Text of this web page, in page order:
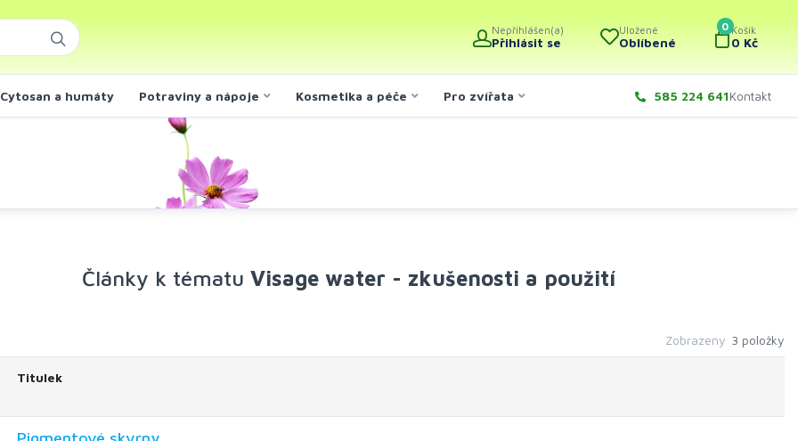
Nepřihlášen(a)
Přihlásit se
Uložené
Oblíbené
0 Košík
0 Kč
Cytosan a humáty Potraviny a nápoje Kosmetika a péče Pro zvířata 585 224 641Kontakt
Články k tématu Visage water - zkušenosti a použití
Zobrazeny 3 položky
Titulek